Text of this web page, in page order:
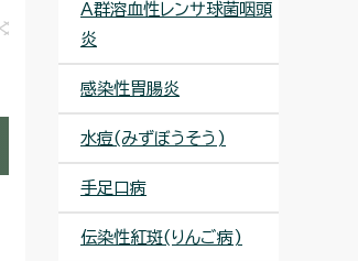
A群溶血性レンサ球菌咽頭
炎
感染性胃腸炎
水痘(みずぼうそう)
手足口病
伝染性紅斑(りんご病)